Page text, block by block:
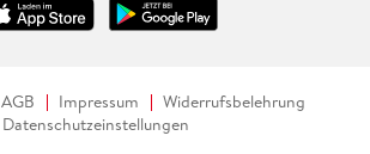
AGB Impressum
Widerrufsbelehrung
Datenschutzeinstellungen